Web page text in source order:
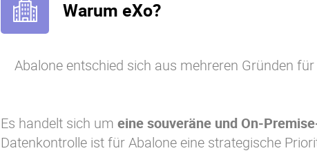
Warum eXo?
Abalone entschied sich aus mehreren Gründen
Es handelt sich um eine souveräne und On-
Datenkontrolle ist für Abalone eine strategische